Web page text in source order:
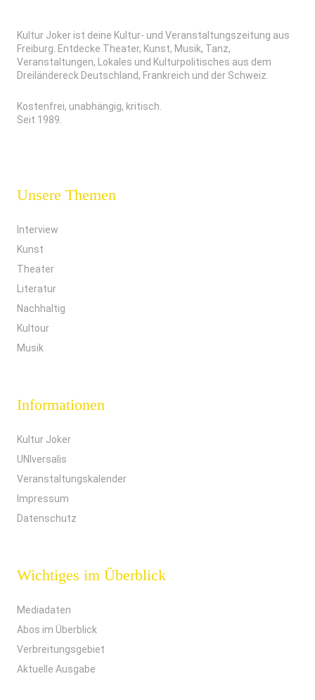
Kultur Joker ist deine Kultur- und Veranstaltungszeitung aus
Freiburg. Entdecke Theater, Kunst, Musik, Tanz,
Veranstaltungen, Lokales und Kulturpolitisches aus dem
Dreiländereck Deutschland, Frankreich und der Schweiz.
Kostenfrei, unabhängig, kritisch.
Seit 1989.
Unsere Themen
Interview
Kunst
Theater
Literatur
Nachhaltig
Kultour
Musik
Informationen
Kultur Joker
UNIversalis
Veranstaltungskalender
Impressum
Datenschutz
Wichtiges im Überblick
Mediadaten
Abos im Überblick
Verbreitungsgebiet
Aktuelle Ausgabe